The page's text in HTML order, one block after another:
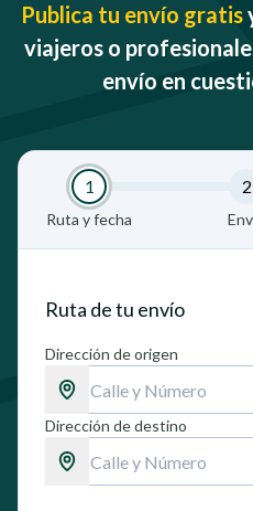
Publica tu envío gratis
viajeros o
envío en
1
Ruta y fecha
2
Ruta de tu envío
Dirección de origen
Dirección de destino